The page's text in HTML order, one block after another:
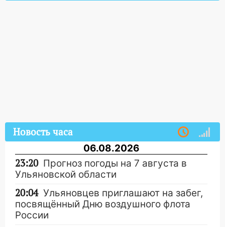
Новость часа
06.08.2026
23:20 Прогноз погоды на 7 августа в
Ульяновской области
20:04 Ульяновцев приглашают на забег,
посвящённый Дню воздушного флота
России